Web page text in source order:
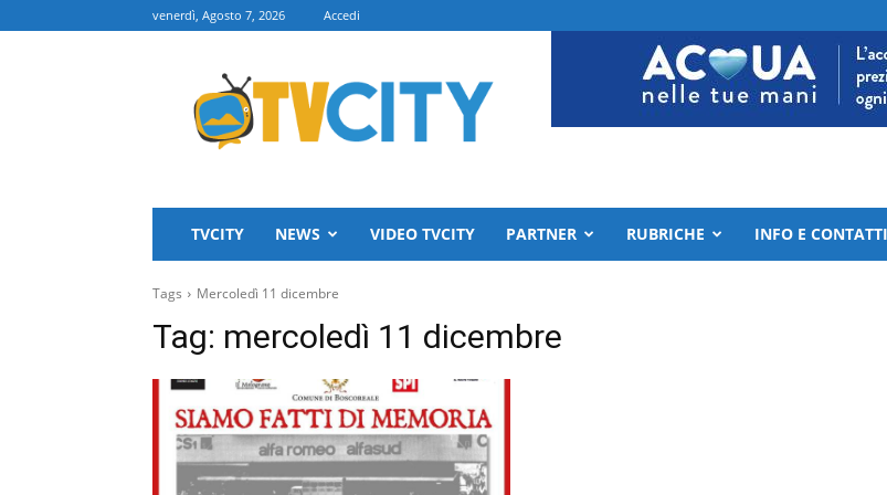
venerdì, Agosto 7, 2026 Accedi
TVCITY
TVCITY NEWS VIDEO TVCITY PARTNER RUBRICHE INFO E CONTATTI
Tags Mercoledì 11 dicembre
Tag: mercoledì 11 dicembre